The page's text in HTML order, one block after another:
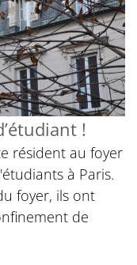
!
résident au foyer
à Paris.
foyer, ils ont
de